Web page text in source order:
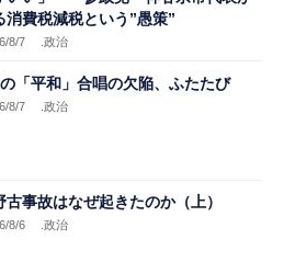
消費税減税という”愚策”
8/7 .政治
「平和」合唱の欠陥、ふたたび
8/7 .政治
古事故はなぜ起きたのか（上）
8/6 .政治